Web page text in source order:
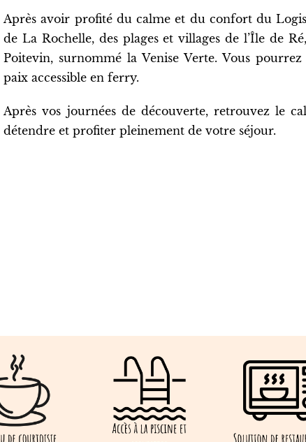
Après avoir profité du calme et du confort du
de La Rochelle, des plages et villages de l’Île de
Poitevin, surnommé la Venise Verte. Vous
paix accessible en ferry.
Après vos journées de découverte, retrouvez le
détendre et profiter pleinement de votre séjour.